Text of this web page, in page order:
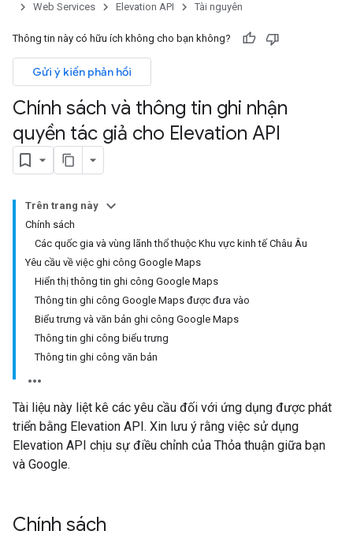
Web Services
Elevation API Tài nguyên
Thông tin này có hữu ích không cho bạn không?
Gửi ý kiến phản hồi
Chính sách và thông tin ghi nhận
quyền tác giả cho Elevation API
Trên trang này
Chính sách
Các quốc gia và vùng lãnh thổ thuộc Khu vực kinh tế Châu Âu
Yêu cầu về việc ghi công Google Maps
Hiển thị thông tin ghi công Google Maps
Thông tin ghi công Google Maps được đưa vào
Biểu trưng và văn bản ghi công Google Maps
Thông tin ghi công biểu trưng
Thông tin ghi công văn bản
Tài liệu này liệt kê các yêu cầu đối với ứng dụng được phát
triển bằng Elevation API. Xin lưu ý rằng việc sử dụng
Elevation API chịu sự điều chỉnh của Thỏa thuận giữa bạn
và Google.
Chính sách